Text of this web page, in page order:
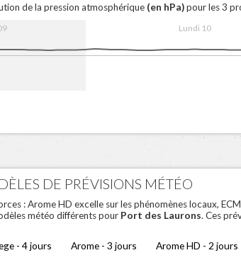
de la pression atmosphérique (en hPa)pour les 3
Lundi 10
DE PRÉVISIONS MÉTÉO
: Arome HD excelle sur les phénomènes locaux,
météo différents pour Port des Laurons. Ces
- 4 jours Arome - 3 jours Arome HD - 2 jours